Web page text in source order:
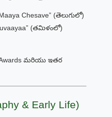
Chesave” (తెలుగులో)
(తమిళంలో)
మరియు ఇతర
& Early Life)